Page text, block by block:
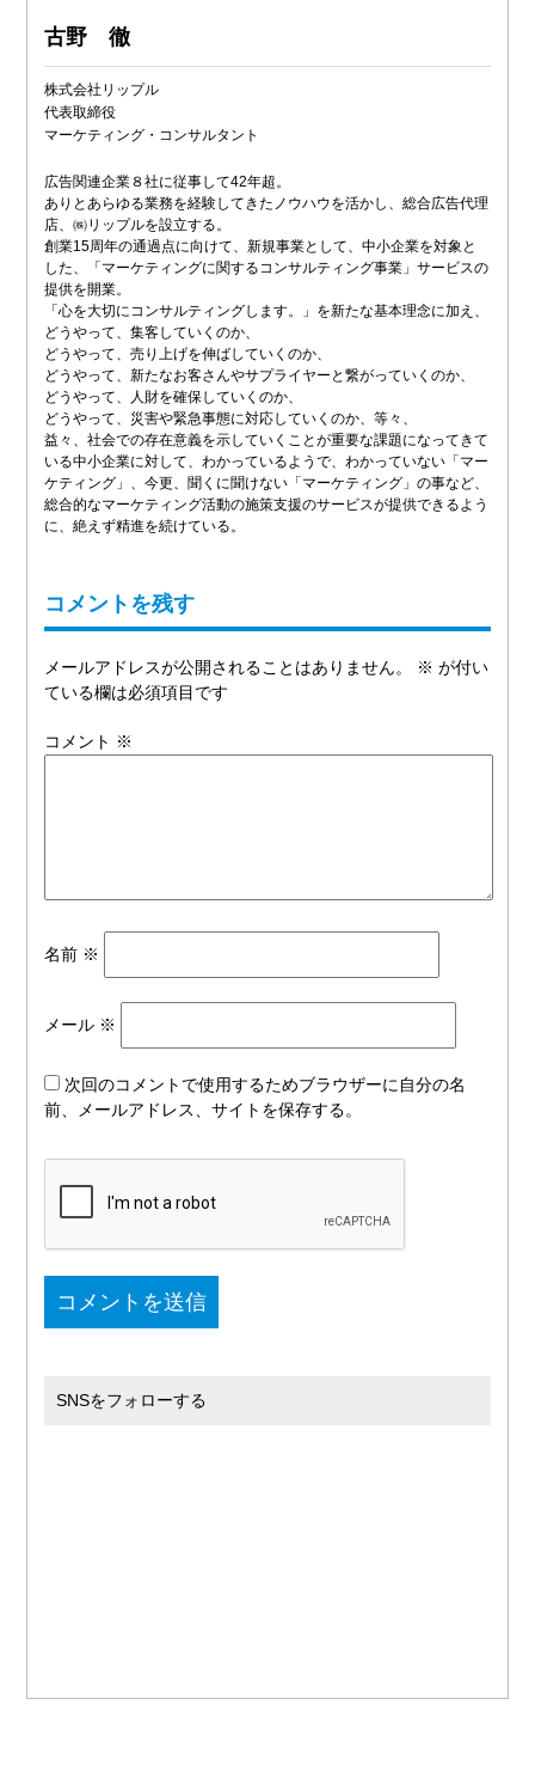
古野 徹
株式会社リップル
代表取締役
マーケティング・コンサルタント
広告関連企業８社に従事して42年超。
ありとあらゆる業務を経験してきたノウハウを活かし、総合広告代理
店、㈱リップルを設立する。
創業15周年の通過点に向けて、新規事業として、中小企業を対象と
した、「マーケティングに関するコンサルティング事業」サービスの
提供を開業。
「心を大切にコンサルティングします。」を新たな基本理念に加え、
どうやって、集客していくのか、
どうやって、売り上げを伸ばしていくのか、
どうやって、新たなお客さんやサプライヤーと繋がっていくのか、
どうやって、人財を確保していくのか、
どうやって、災害や緊急事態に対応していくのか、等々、
益々、社会での存在意義を示していくことが重要な課題になってきて
いる中小企業に対して、わかっているようで、わかっていない「マー
ケティング」、今更、聞くに聞けない「マーケティング」の事など、
総合的なマーケティング活動の施策支援のサービスが提供できるよう
に、絶えず精進を続けている。
コメントを残す
メールアドレスが公開されることはありません。 ※ が付い
ている欄は必須項目です
コメント ※
名前 ※
メール ※
次回のコメントで使用するためブラウザーに自分の名
前、メールアドレス、サイトを保存する。
SNSをフォローする